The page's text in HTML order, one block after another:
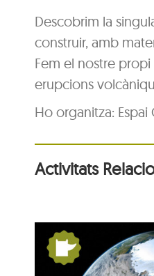
Descobrim la
construir, amb
Fem el nostre propi
erupcions
Ho organitza: Espai
Activitats